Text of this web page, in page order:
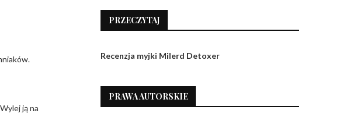
ją na
PRZECZYTAJ
Recenzja myjki Milerd Detoxer
PRAWA AUTORSKIE